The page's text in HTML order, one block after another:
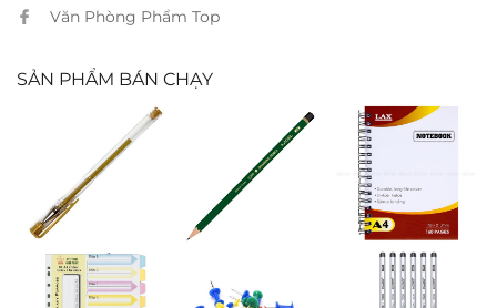
Văn Phòng Phẩm Top
SẢN PHẨM BÁN CHẠY
Bút nhủ vàng Bút chì Adel
Sổ lò xo Pgrand
A5